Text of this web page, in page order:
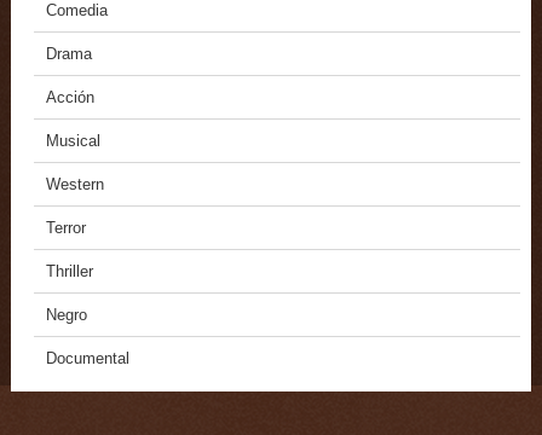
Comedia
Drama
Acción
Musical
Western
Terror
Thriller
Negro
Documental